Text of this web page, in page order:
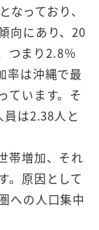
っており、
向にあり、20
つまり2.8％
率は沖縄で最
ています。そ
は2.38人と
帯増加、それ
。原因として
への人口集中